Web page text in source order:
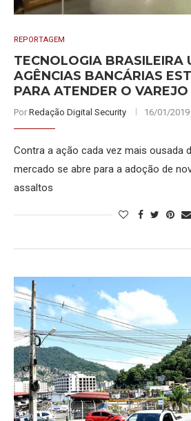
REPORTAGEM
TECNOLOGIA BRASILEIRA
AGÊNCIAS BANCÁRIAS
PARA ATENDER O
Por Redação Digital Security 16/01/2019
Contra a ação cada vez mais ousada
mercado se abre para a adoção de
assaltos